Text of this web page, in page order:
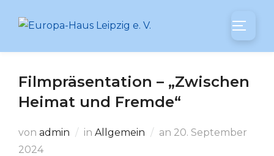
Inhalt
Filmpräsentation – „Zwischen
Heimat und Fremde“
von admin in Allgemein an Veröffentlicht
20. September
2024